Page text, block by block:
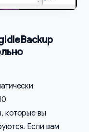
которые вы
Если вам